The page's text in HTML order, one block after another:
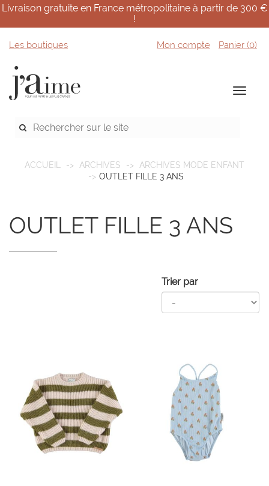
Livraison gratuite en France métropolitaine à partir de 300 €
!
Les boutiques Mon compte Panier (0)
ACCUEIL ARCHIVES
ARCHIVES MODE ENFANT
OUTLET FILLE 3 ANS
OUTLET FILLE 3 ANS
Trier par